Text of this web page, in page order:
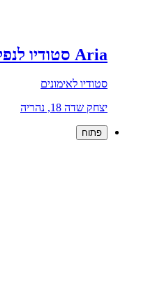
Aria סטודיו לנפלאות התנועה
סטודיו לאימונים
יצחק שדה 18, נהריה
פתוח